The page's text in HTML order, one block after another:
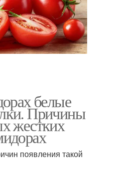
белые
Причины
жестких
появления такой